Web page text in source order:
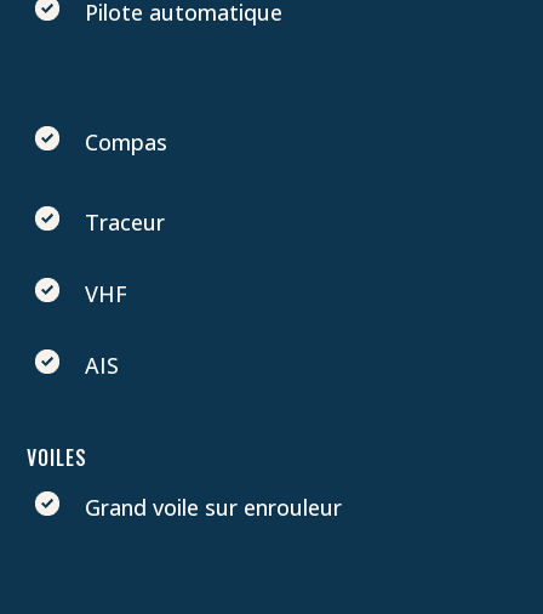
Pilote automatique
Compas
Traceur
VHF
AIS
VOILES
Grand voile sur enrouleur